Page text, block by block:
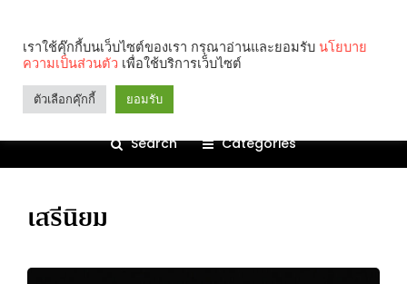
Search Categories
เสรีนิยม
เราใช้คุ๊กกี้บนเว็บไซต์ของเรา กรุณาอ่านและยอมรับ นโยบาย
ความเป็นส่วนตัว เพื่อใช้บริการเว็บไซต์
ตัวเลือกคุ๊กกี้ ยอมรับ